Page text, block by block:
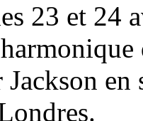
23 et 24
Jackson